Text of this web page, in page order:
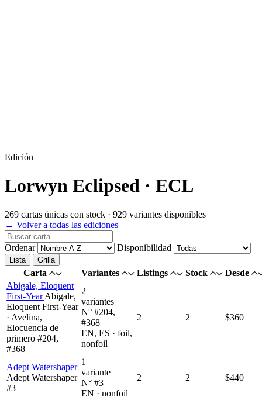
Edición
Lorwyn Eclipsed · ECL
269 cartas únicas con stock · 929 variantes disponibles
← Volver a todas las ediciones
Ordenar Disponibilidad
Lista Grilla
Carta Variantes Listings Stock
Desde
Abigale, Eloquent
First-YearAbigale,
Eloquent First-Year
· Avelina,
Elocuencia de
primero #204,
#368
2
variantes
N° #204,
#368
EN, ES · foil,
nonfoil
2 2 $360
Adept Watershaper
Adept Watershaper
#3
1
variante
N° #3
EN · nonfoil
2 2 $440